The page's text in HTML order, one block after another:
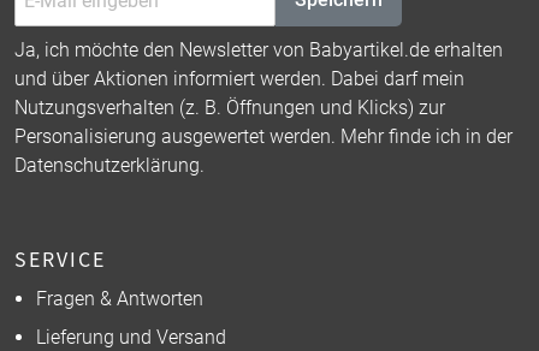
Ja, ich möchte den Newsletter von Babyartikel.de erhalten
und über Aktionen informiert werden. Dabei darf mein
Nutzungsverhalten (z. B. Öffnungen und Klicks) zur
Personalisierung ausgewertet werden. Mehr finde ich in der
Datenschutzerklärung.
SERVICE
Fragen & Antworten
Lieferung und Versand